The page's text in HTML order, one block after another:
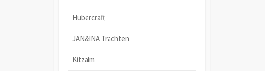
Hubercraft
JAN&INA Trachten
Kitzalm